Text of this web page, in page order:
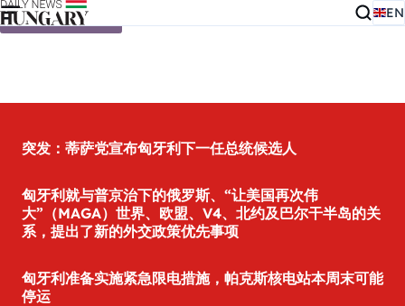
Skip to content EN
突发：蒂萨党宣布匈牙利下一任总统候选人
匈牙利就与普京治下的俄罗斯、“让美国再次伟
大”（MAGA）世界、欧盟、V4、北约及巴尔干半岛的关
系，提出了新的外交政策优先事项
匈牙利准备实施紧急限电措施，帕克斯核电站本周末可能
停运